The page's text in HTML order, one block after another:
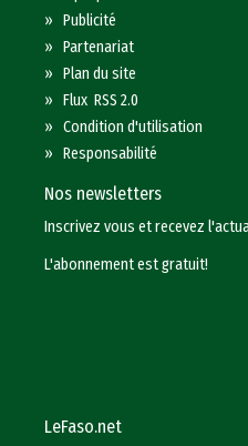
»Publicité
»Partenariat
»Plan du site
»Flux RSS 2.0
»Condition d'utilisation
»Responsabilité
Nos newsletters
Inscrivez vous et recevez
L'abonnement est gratuit!
LeFaso.net